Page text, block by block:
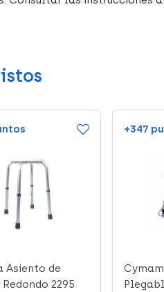
Asiento de
2295
+347